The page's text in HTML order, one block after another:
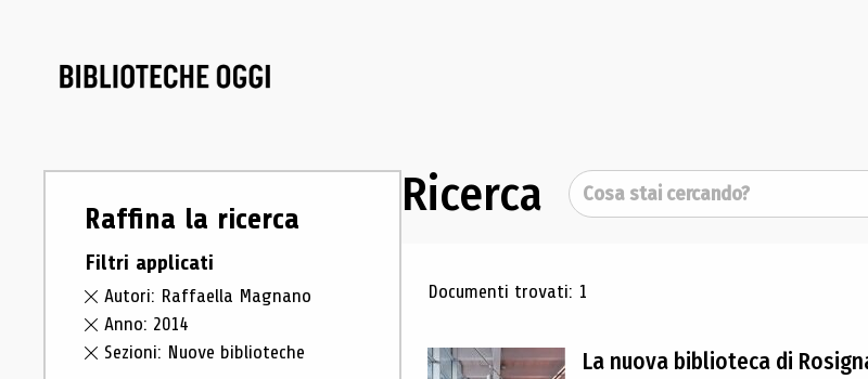
Raffina la ricerca
Filtri applicati
Autori: Raffaella Magnano
Anno: 2014
Sezioni: Nuove biblioteche
Ricerca Cerca
Risultati di ricerca
Documenti trovati: 1
La nuova biblioteca di